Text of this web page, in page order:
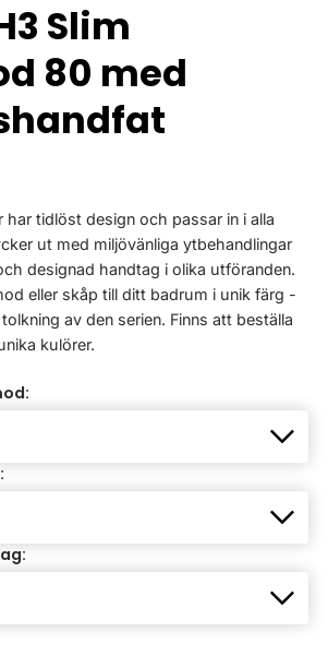
Slim
80 med
tidlöst design och passar in i alla
ut med miljövänliga ytbehandlingar
designad handtag i olika utföranden.
eller skåp till ditt badrum i unik färg -
av den serien. Finns att beställa
kulörer.